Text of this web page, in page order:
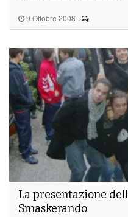
9 Ottobre 2008 -
La presentazione
Smaskerando